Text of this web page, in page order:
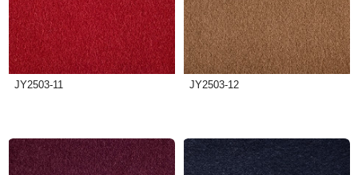
JY2503-11 JY2503-12